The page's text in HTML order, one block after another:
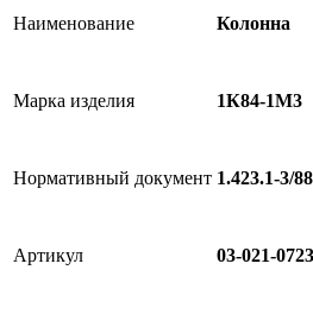
Наименование Колонна
Марка изделия 1К84-1М3
Нормативный документ 1.423.1-3/
Артикул 03-021-0723